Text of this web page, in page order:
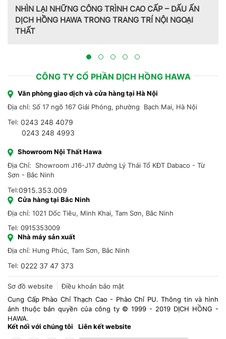
Trang trí nội thất theo phong cách Pháp do CT CP Dịch
CÔNG TY CỔ PHẦN DỊCH HỒNG HAWA
Văn phòng giao dịch và cửa hàng tại Hà Nội
Địa chỉ: Số 17 ngõ 167 Giải Phóng, phường Bạch Mai, Hà Nội
Tel: 0243 248 4079
0243 248 4993
Showroom Nội Thất Hawa
Địa Chỉ: Showroom J16-J17 đường Lý Thái Tổ KĐT Dabaco - Từ
Sơn - Bắc Ninh
Tel:0915.353.009
Cửa hàng tại Bắc Ninh
Địa chỉ: 1021 Dốc Tiêu, Minh Khai, Tam Sơn, Bắc Ninh
Tel: 0915353009
Nhà máy sản xuất
Địa chỉ: Hưng Phúc, Tam Sơn, Bắc Ninh
Tel: 0222 37 47 373
Sơ đồ website
Điều khoản bảo mật
Cung Cấp Phào Chỉ Thạch Cao - Phào Chỉ PU. Thông tin và hình
ảnh thuộc bản quyền của công ty © 1999 - 2019 DỊCH HỒNG -
HAWA.
Kết nối với chúng tôi
Liên kết website